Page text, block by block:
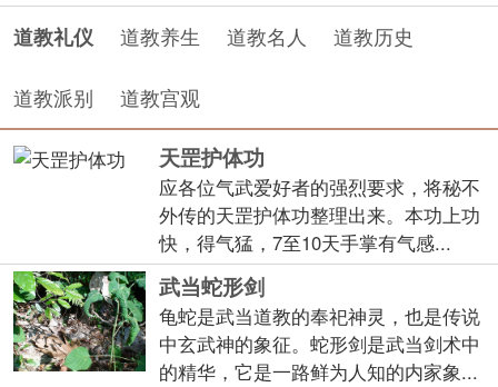
道教礼仪 道教养生 道教名人 道教历史
道教派别 道教宫观
天罡护体功
应各位气武爱好者的强烈要求，将秘不
外传的天罡护体功整理出来。本功上功
快，得气猛，7至10天手掌有气感...
武当蛇形剑
龟蛇是武当道教的奉祀神灵，也是传说
中玄武神的象征。蛇形剑是武当剑术中
的精华，它是一路鲜为人知的内家象...